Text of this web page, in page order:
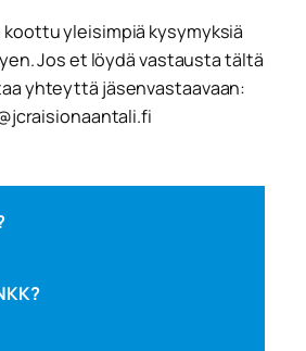
koottu yleisimpiä kysymyksiä
Jos et löydä vastausta tältä
yhteyttä jäsenvastaavaan: